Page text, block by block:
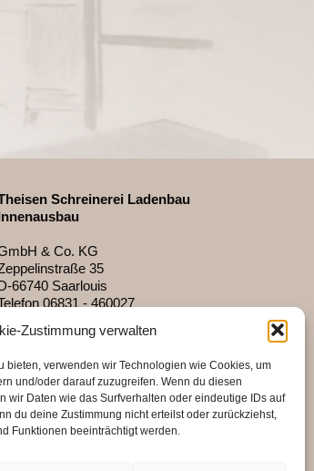
Zustimmung verwalten
bieten, verwenden wir Technologien wie Cookies, um
und/oder darauf zuzugreifen. Wenn du diesen
wir Daten wie das Surfverhalten oder eindeutige IDs auf
du deine Zustimmung nicht erteilst oder zurückziehst,
Funktionen beeinträchtigt werden.
Schreinerei Ladenbau
& Co. KG
35
66740 Saarlouis
06831 - 460027
shopdesign.de
Termin
– Fr 7.00 – 15.45